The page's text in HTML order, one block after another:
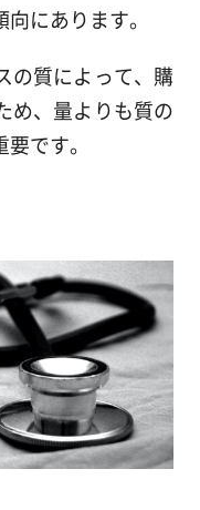
にあります。
の質によって、購
め、量よりも質の
です。